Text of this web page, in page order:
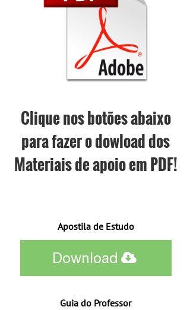
Clique nos botões abaixo
para fazer o dowload dos
Materiais de apoio em PDF!
Guia do Professor
Download
Apostila de Estudo